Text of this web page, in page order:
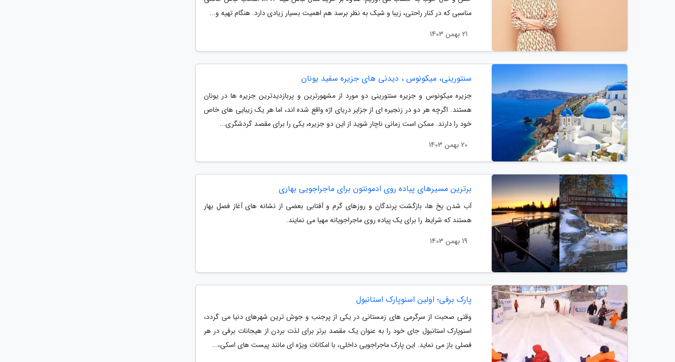
مناسبی که در کنار راحتی، زیبا و شیک به نظر برسد هم اهمیت بسیار زیادی دارد. هنگام تهیه و...
21 بهمن 1403
سنتورینی، میکونوس ، دیدنی های جزیره سفید یونان
جزیره میکونوس و جزیره سنتورینی دو مورد از مشهورترین و پربازدیدترین جزیره ها در یونان
هستند. اگرچه هر دو در زنجیره ای از جزایر دریای اژه واقع شده اند، اما هر یک زیبایی های خاص
خود را دارند. ممکن است زمانی ناچار شوید از این دو جزیره، یکی را برای مقصد گردشگری...
20 بهمن 1403
برترین مسیرهای پیاده روی ادمونتون برای ماجراجویی بهاری
آب شدن یخ ها، بازگشت پرندگان و روزهای گرم و آفتابی بعضی از نشانه های آغاز فصل بهار
هستند که شرایط را برای یک پیاده روی ماجراجویانه مهیا می نمایند.
19 بهمن 1403
پارک برفی؛ اولین اسنوپارک استانبول
وقتی صحبت از سرگرمی های زمستانی در یکی از پرجنب و جوش ترین شهرهای دنیا می گردد،
اسنوپارک استانبول جای خود را به عنوان یک مقصد برتر برای لذت بردن از هیجانات برفی در هر
فصلی باز می نماید. این پارک ماجراجویی داخلی، با امکانات ویژه ای مانند پیست های اسکی،...